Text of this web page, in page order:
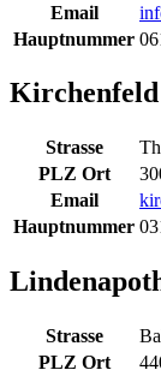
Email
Hauptnummer
Kirchenfeld
Strasse
PLZ Ort
Email
Hauptnummer
Strasse
PLZ Ort